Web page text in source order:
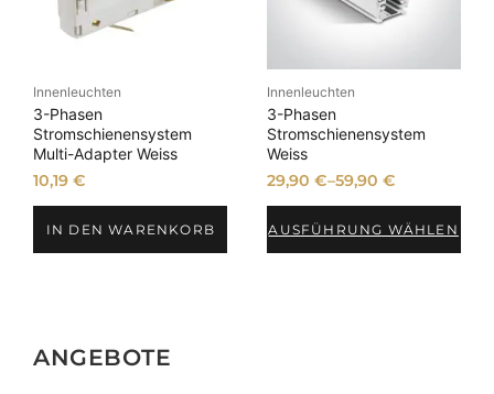
Innenleuchten
3-Phasen
Stromschienensystem
Multi-Adapter Weiss
10,19€
IN DEN WARENKORB
Innenleuchten
3-Phasen
Stromschienensystem
Weiss
29,90 €–59,90 €
AUSFÜHRUNG WÄHLEN
ANGEBOTE